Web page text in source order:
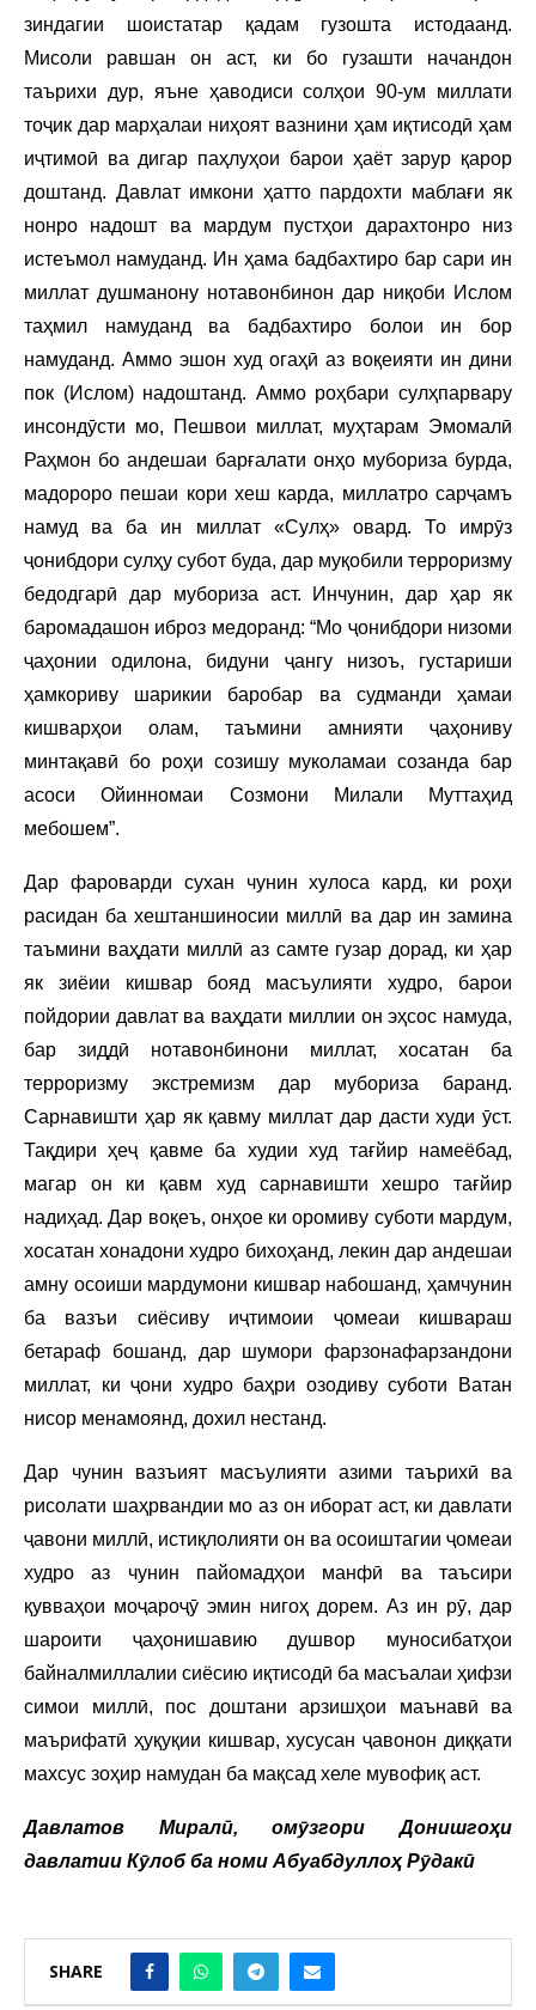
зиндагии шоистатар қадам гузошта истодаанд.
Мисоли равшан он аст, ки бо гузашти начандон
таърихи дур, яъне ҳаводиси солҳои 90-ум миллати
тоҷик дар марҳалаи ниҳоят вазнини ҳам иқтисодӣ ҳам
иҷтимоӣ ва дигар паҳлуҳои барои ҳаёт зарур қарор
доштанд. Давлат имкони ҳатто пардохти маблағи як
нонро надошт ва мардум пустҳои дарахтонро низ
истеъмол намуданд. Ин ҳама бадбахтиро бар сари ин
миллат душманону нотавонбинон дар ниқоби Ислом
таҳмил намуданд ва бадбахтиро болои ин бор
намуданд. Аммо эшон худ огаҳӣ аз воқеияти ин дини
пок (Ислом) надоштанд. Аммо роҳбари сулҳпарвару
инсондӯсти мо, Пешвои миллат, муҳтарам Эмомалӣ
Раҳмон бо андешаи барғалати онҳо мубориза бурда,
мадороро пешаи кори хеш карда, миллатро сарҷамъ
намуд ва ба ин миллат «Сулҳ» овард. То имрӯз
ҷонибдори сулҳу субот буда, дар муқобили терроризму
бедодгарӣ дар мубориза аст. Инчунин, дар ҳар як
баромадашон иброз медоранд: “Мо ҷонибдори низоми
ҷаҳонии одилона, бидуни ҷангу низоъ, густариши
ҳамкориву шарикии баробар ва судманди ҳамаи
кишварҳои олам, таъмини амнияти ҷаҳониву
минтақавӣ бо роҳи созишу муколамаи созанда бар
асоси Ойинномаи Созмони Милали Муттаҳид
мебошем”.
Дар фароварди сухан чунин хулоса кард, ки роҳи
расидан ба хештаншиносии миллӣ ва дар ин замина
таъмини ваҳдати миллӣ аз самте гузар дорад, ки ҳар
як зиёии кишвар бояд масъулияти худро, барои
пойдории давлат ва ваҳдати миллии он эҳсос намуда,
бар зиддӣ нотавонбинони миллат, хосатан ба
терроризму экстремизм дар мубориза баранд.
Сарнавишти ҳар як қавму миллат дар дасти худи ӯст.
Тақдири ҳеҷ қавме ба худии худ тағйир намеёбад,
магар он ки қавм худ сарнавишти хешро тағйир
надиҳад. Дар воқеъ, онҳое ки оромиву суботи мардум,
хосатан хонадони худро бихоҳанд, лекин дар андешаи
амну осоиши мардумони кишвар набошанд, ҳамчунин
ба вазъи сиёсиву иҷтимоии ҷомеаи кишвараш
бетараф бошанд, дар шумори фарзонафарзандони
миллат, ки ҷони худро баҳри озодиву суботи Ватан
нисор менамоянд, дохил нестанд.
Дар чунин вазъият масъулияти азими таърихӣ ва
рисолати шаҳрвандии мо аз он иборат аст, ки давлати
ҷавони миллӣ, истиқлолияти он ва осоиштагии ҷомеаи
худро аз чунин пайомадҳои манфӣ ва таъсири
қувваҳои моҷароҷӯ эмин нигоҳ дорем. Аз ин рӯ, дар
шароити ҷаҳонишавию душвор муносибатҳои
байналмиллалии сиёсию иқтисодӣ ба масъалаи ҳифзи
симои миллӣ, пос доштани арзишҳои маънавӣ ва
маърифатӣ ҳуқуқии кишвар, хусусан ҷавонон диққати
махсус зоҳир намудан ба мақсад хеле мувофиқ аст.
Давлатов Миралӣ, омӯзгори Донишгоҳи
давлатии Кӯлоб ба номи Абуабдуллоҳ Рӯдакӣ
SHARE